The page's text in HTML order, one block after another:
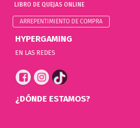
LIBRO DE QUEJAS ONLINE
ARREPENTIMIENTO DE COMPRA
HYPERGAMING
EN LAS REDES
¿DÓNDE ESTAMOS?